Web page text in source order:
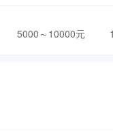
5000～10000元